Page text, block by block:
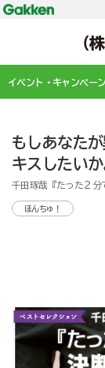
イベント・キャンペーン
もしあなた
キスしたいか
千田琢哉『たった２分
ほんちゅ！